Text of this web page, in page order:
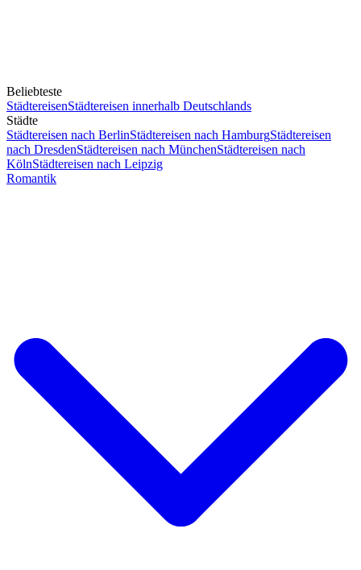
Beliebteste
StädtereisenStädtereisen innerhalb Deutschlands
Städte
Städtereisen nach BerlinStädtereisen nach HamburgStädtereisen
nach DresdenStädtereisen nach MünchenStädtereisen nach
KölnStädtereisen nach Leipzig
Romantik